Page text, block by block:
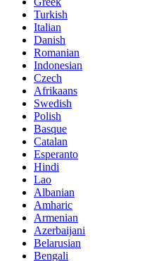
Turkish
Italian
Danish
Romanian
Indonesian
Czech
Afrikaans
Swedish
Polish
Basque
Catalan
Esperanto
Hindi
Lao
Albanian
Amharic
Armenian
Azerbaijani
Belarusian
Bengali